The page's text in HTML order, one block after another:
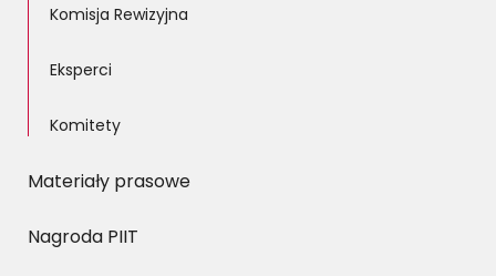
Komisja Rewizyjna
Eksperci
Komitety
Materiały prasowe
Nagroda PIIT